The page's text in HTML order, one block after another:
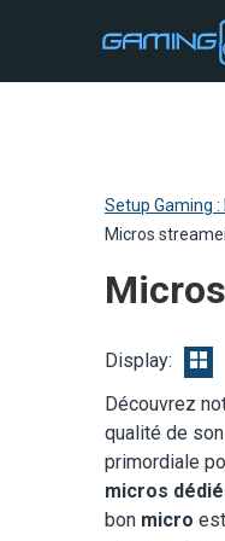
Setup Gaming
Micros
Display:
Découvrez
qualité de
primordiale
micros
bon micro
Type de